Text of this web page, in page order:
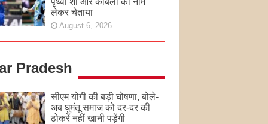
लेकर चेताया
August 6, 2026
Pradesh
सीएम योगी की बड़ी घोषणा, बोले-
अब घुमंतू समाज को दर-दर की
ठोकरें नहीं खानी पड़ेंगी